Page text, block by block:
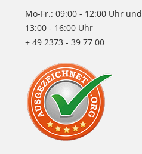
Mo-Fr.: 09:00 - 12:00 Uhr und
13:00 - 16:00 Uhr
+ 49 2373 - 39 77 00